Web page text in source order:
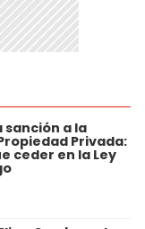
sanción a la
Privada:
ceder en la Ley